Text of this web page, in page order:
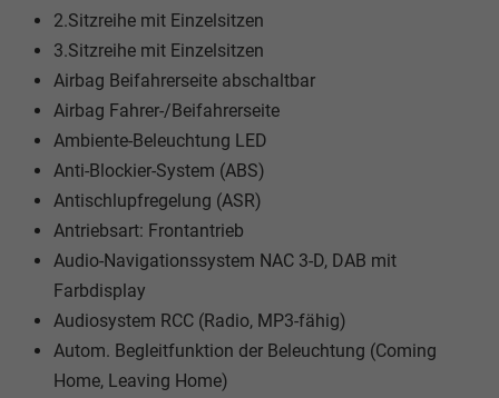
2.Sitzreihe mit Einzelsitzen
3.Sitzreihe mit Einzelsitzen
Airbag Beifahrerseite abschaltbar
Airbag Fahrer-/Beifahrerseite
Ambiente-Beleuchtung LED
Anti-Blockier-System (ABS)
Antischlupfregelung (ASR)
Antriebsart: Frontantrieb
Audio-Navigationssystem NAC 3-D, DAB mit
Farbdisplay
Audiosystem RCC (Radio, MP3-fähig)
Autom. Begleitfunktion der Beleuchtung (Coming
Home, Leaving Home)